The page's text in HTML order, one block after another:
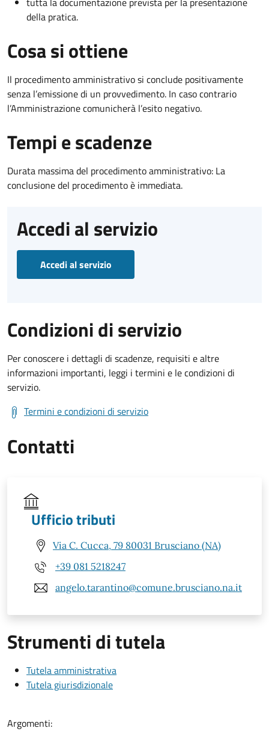
della pratica.
Cosa si ottiene
Il procedimento amministrativo si conclude positivamente
senza l’emissione di un provvedimento. In caso contrario
l’Amministrazione comunicherà l’esito negativo.
Tempi e scadenze
Durata massima del procedimento amministrativo: La
conclusione del procedimento è immediata.
Accedi al servizio
Accedi al servizio
Condizioni di servizio
Per conoscere i dettagli di scadenze, requisiti e altre
informazioni importanti, leggi i termini e le condizioni di
servizio.
Termini e condizioni di servizio
Contatti
Ufficio tributi
Via C. Cucca, 79 80031 Brusciano (NA)
+39 081 5218247
angelo.tarantino@comune.brusciano.na.it
Strumenti di tutela
Tutela amministrativa
Tutela giurisdizionale
Argomenti: